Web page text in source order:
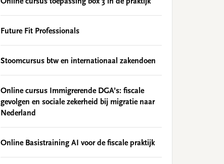
Future Fit Professionals
Stoomcursus btw en internationaal zakendoen
Online cursus Immigrerende DGA’s: fiscale
gevolgen en sociale zekerheid bij migratie naar
Nederland
Online Basistraining AI voor de fiscale praktijk